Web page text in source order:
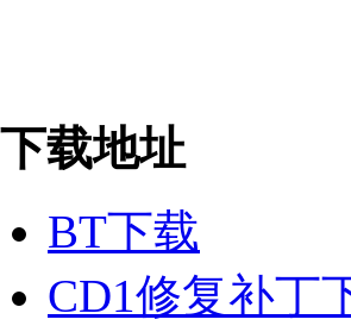
下载地址
BT下载
CD1修复补丁